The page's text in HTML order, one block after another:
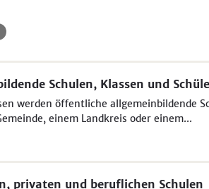
Schulen, Klassen und
werden öffentliche allgemeinbildende
einem Landkreis oder einem...
privaten und beruflichen Schulen